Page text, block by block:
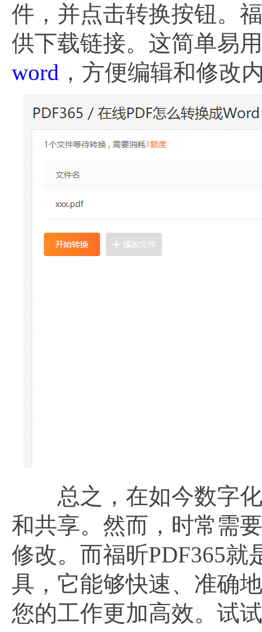
件，并点击转换按钮。
供下载链接。这简单易
word ，方便编辑和修改
总之，在如今数字化
和共享。然而，时常需
修改。而福昕PDF365
具，它能够快速、准确
您的工作更加高效。试